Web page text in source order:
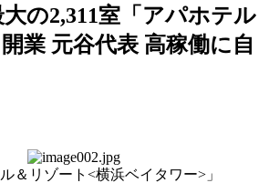
の2,311室「アパホテル
業 元谷代表 高稼働に自
＆リゾート<横浜ベイタワー>」